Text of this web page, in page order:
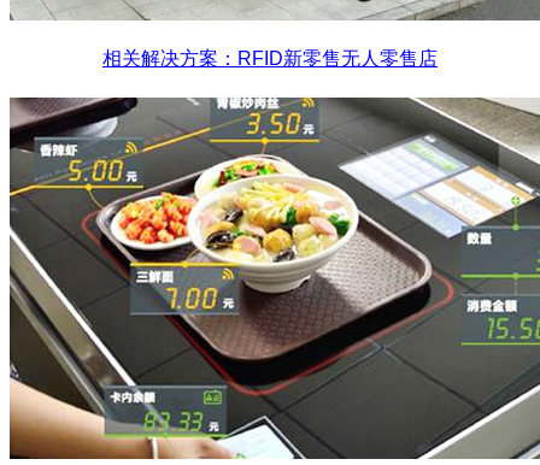
相关解决方案：RFID新零售无人零售店